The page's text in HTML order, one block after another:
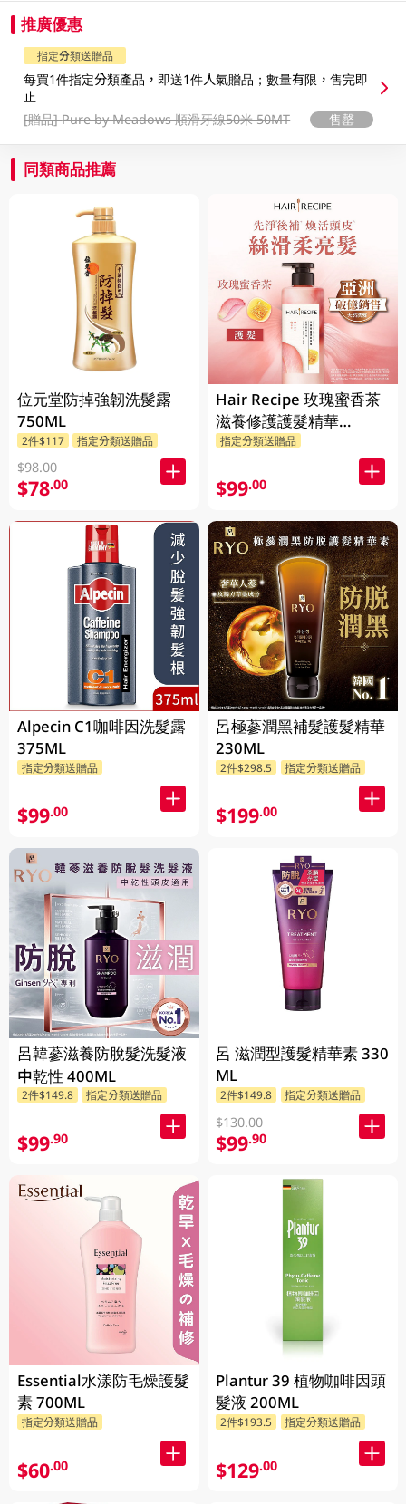
推廣優惠
指定分類送贈品
每買1件指定分類產品，即送1件人氣贈品；數量有限，售完即
止
[贈品]Pure by Meadows 順滑牙線50米 50MT 售罄
同類商品推薦
位元堂防掉強韌洗髲露
750ML
2件$117 指定分類送贈品
$98.00
$78.00
Alpecin C1咖啡因洗髮露
375ML
指定分類送贈品
$99.00
呂韓蔘滋養防脫髮洗髮液
中乾性 400ML
2件$149.8 指定分類送贈品
$99.90
Essential水漾防毛燥護髮
素 700ML
指定分類送贈品
$60.00
Hair Recipe 玫瑰蜜香茶
滋養修護護髮精華
510GM
指定分類送贈品
$99.00
呂極蔘潤黑補髮護髮精華
230ML
2件$298.5 指定分類送贈品
$199.00
呂 滋潤型護髮精華素 330
ML
2件$149.8 指定分類送贈品
$130.00
$99.90
Plantur 39 植物咖啡因頭
髮液 200ML
2件$193.5 指定分類送贈品
$129.00